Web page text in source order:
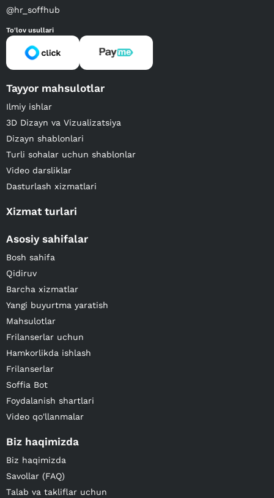
@hr_soffhub
To'lov usullari
Tayyor mahsulotlar
Ilmiy ishlar
3D Dizayn va Vizualizatsiya
Dizayn shablonlari
Turli sohalar uchun shablonlar
Video darsliklar
Dasturlash xizmatlari
Xizmat turlari
Asosiy sahifalar
Bosh sahifa
Qidiruv
Barcha xizmatlar
Yangi buyurtma yaratish
Mahsulotlar
Frilanserlar uchun
Hamkorlikda ishlash
Frilanserlar
Soffia Bot
Foydalanish shartlari
Video qo'llanmalar
Biz haqimizda
Biz haqimizda
Savollar (FAQ)
Talab va takliflar uchun